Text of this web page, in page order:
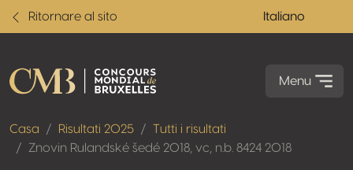
Ritornare al sito Italiano
Menu
Casa Risultati 2025
Tutti i risultati
Znovin Rulandské šedé 2018, vc, n.b. 8424 2018